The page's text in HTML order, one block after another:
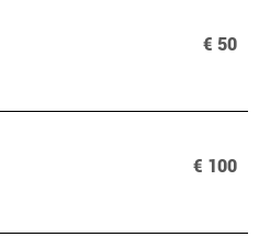
€ 50
€ 100